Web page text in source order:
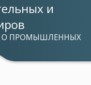
и
О ПРОМЫШЛЕННЫХ